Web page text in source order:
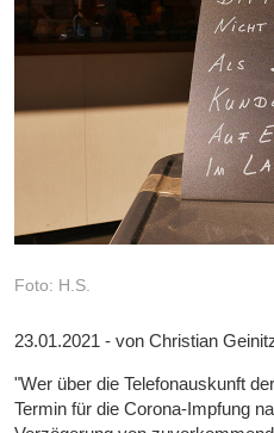
Foto: H.S.
23.01.2021 - von Christian
"Wer über die Telefonauskunft
Termin für die Corona-Impfung